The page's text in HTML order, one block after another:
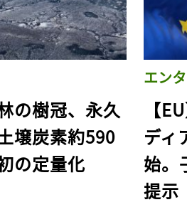
の樹冠、永久
壌炭素約590
の定量化
エン
【
ディ
始。
提示